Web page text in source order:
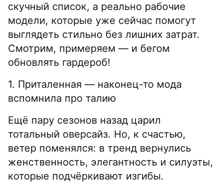
скучный список, а реально рабочие
модели, которые уже сейчас помогут
выглядеть стильно без лишних затрат.
Смотрим, примеряем — и бегом
обновлять гардероб!
1. Приталенная — наконец-то мода
вспомнила про талию
Ещё пару сезонов назад царил
тотальный оверсайз. Но, к счастью,
ветер поменялся: в тренд вернулись
женственность, элегантность и силуэты,
которые подчёркивают изгибы.